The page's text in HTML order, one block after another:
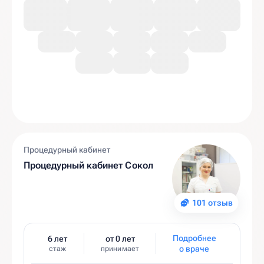
101 отзыв
Процедурный кабинет
Процедурный кабинет Сокол
6 лет
стаж
от 0 лет
принимает
Подробнее
о враче